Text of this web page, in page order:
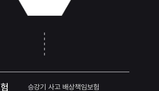
승강기 사고 배상책임보험